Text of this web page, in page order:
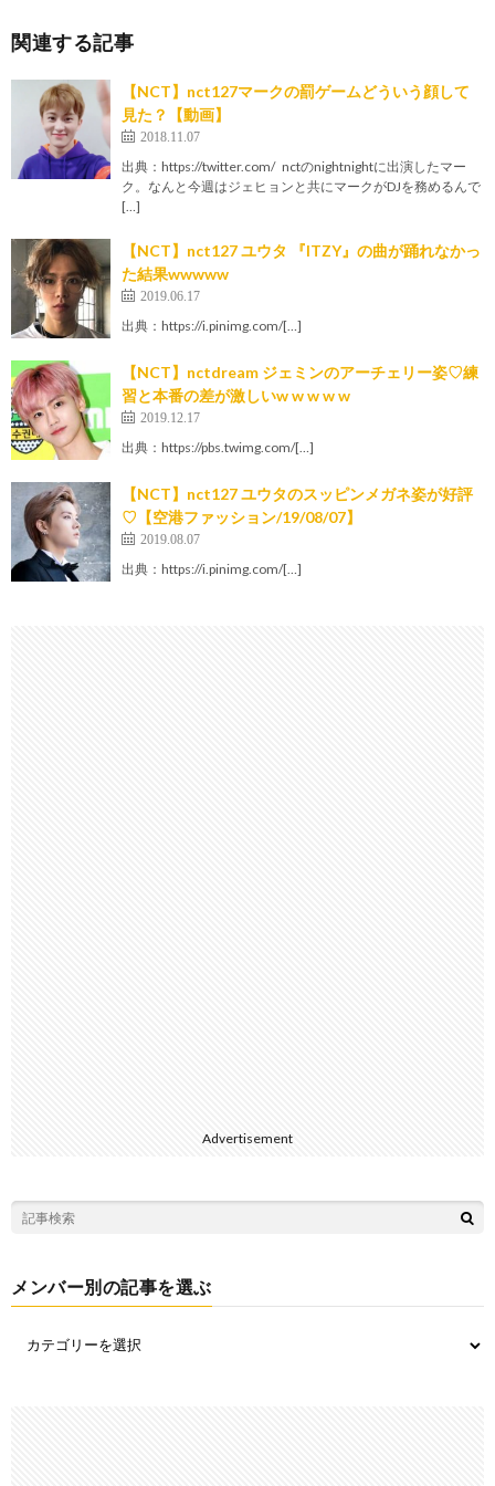
関連する記事
【NCT】nct127マークの罰ゲームどういう顔して
見た？【動画】
2018.11.07
出典：https://twitter.com/ nctのnightnightに出演したマー
ク。なんと今週はジェヒョンと共にマークがDJを務めるんで
[…]
【NCT】nct127 ユウタ 『ITZY』の曲が踊れなかっ
た結果wwwww
2019.06.17
出典：https://i.pinimg.com/[…]
【NCT】nctdream ジェミンのアーチェリー姿♡練
習と本番の差が激しいw w w w w
2019.12.17
出典：https://pbs.twimg.com/[…]
【NCT】nct127 ユウタのスッピンメガネ姿が好評
♡【空港ファッション/19/08/07】
2019.08.07
出典：https://i.pinimg.com/[…]
Advertisement
メンバー別の記事を選ぶ